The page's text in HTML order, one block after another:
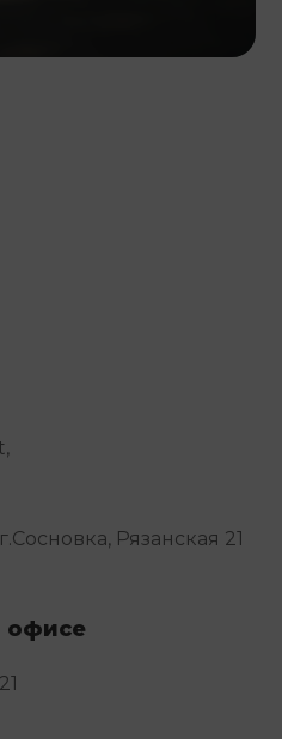
Рязанская 21
офисе